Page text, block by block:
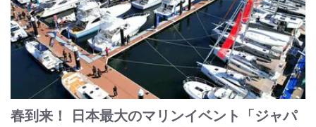
春到来！ 日本最大のマリンイベント「ジャパ